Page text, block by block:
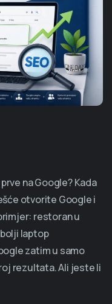
na Google? Kada
otvorite Google i
restoran u
laptop
zatim u samo
rezultata. Ali jeste li